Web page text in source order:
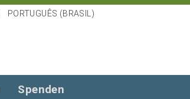
PORTUGUÊS (BRASIL)
Spenden